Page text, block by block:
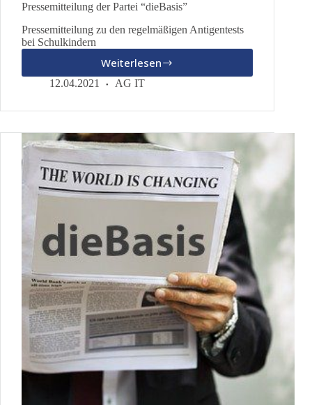
Pressemitteilung der Partei “dieBasis”
Pressemitteilung zu den regelmäßigen Antigentests
bei Schulkindern
WeiterlesenPressemitteilung
der
“dieBasis”
12.04.2021 AG IT